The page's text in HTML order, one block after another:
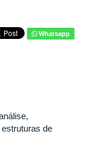
Whatsapp
de